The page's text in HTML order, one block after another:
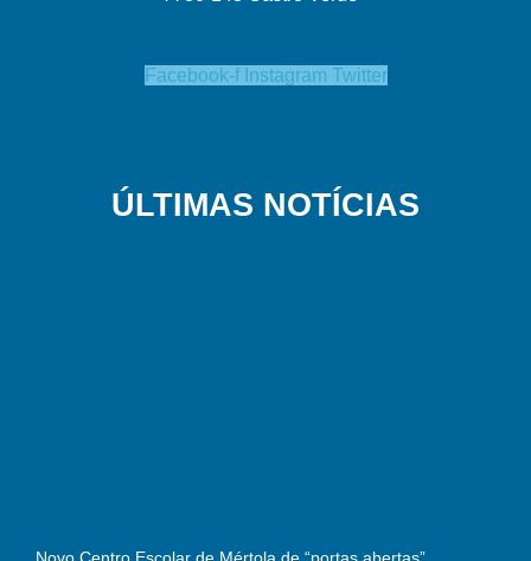
Facebook-f Instagram Twitter
ÚLTIMAS NOTÍCIAS
Novo Centro Escolar de Mértola de “portas abertas”